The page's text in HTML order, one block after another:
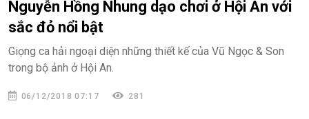
Nguyễn Hồng Nhung dạo chơi ở Hội An với
sắc đỏ nổi bật
Giọng ca hải ngoại diện những thiết kế của Vũ Ngọc & Son
trong bộ ảnh ở Hội An.
06/12/2018 07:17 281